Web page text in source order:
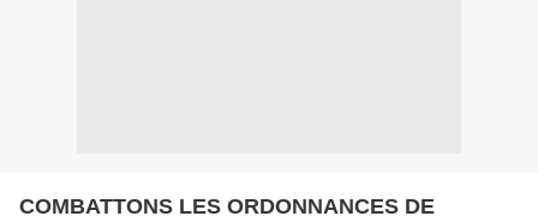
COMBATTONS LES ORDONNANCES DE